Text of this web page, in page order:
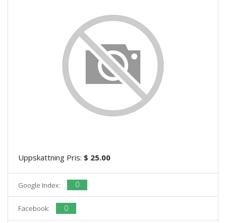
Uppskattning Pris: $ 25.00
Google Index: 0
Facebook: 0